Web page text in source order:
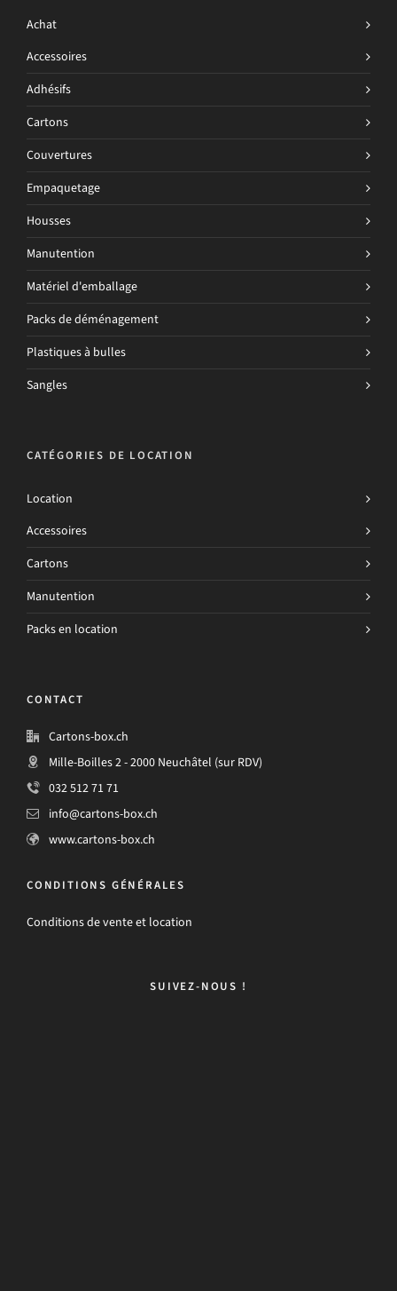
Achat
Accessoires
Adhésifs
Cartons
Couvertures
Empaquetage
Housses
Manutention
Matériel d'emballage
Packs de déménagement
Plastiques à bulles
Sangles
CATÉGORIES DE LOCATION
Location
Accessoires
Cartons
Manutention
Packs en location
CONTACT
Cartons-box.ch
Mille-Boilles 2 - 2000 Neuchâtel (sur RDV)
032 512 71 71
info@cartons-box.ch
www.cartons-box.ch
CONDITIONS GÉNÉRALES
Conditions de vente et location
SUIVEZ-NOUS !